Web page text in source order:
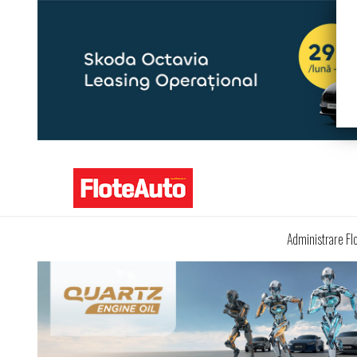
Administrare